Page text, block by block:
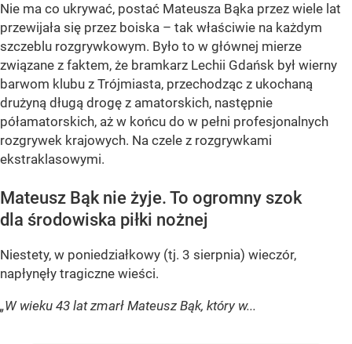
Nie ma co ukrywać, postać Mateusza Bąka przez wiele lat
przewijała się przez boiska – tak właściwie na każdym
szczeblu rozgrywkowym. Było to w głównej mierze
związane z faktem, że bramkarz Lechii Gdańsk był wierny
barwom klubu z Trójmiasta, przechodząc z ukochaną
drużyną długą drogę z amatorskich, następnie
półamatorskich, aż w końcu do w pełni profesjonalnych
rozgrywek krajowych. Na czele z rozgrywkami
ekstraklasowymi.
Mateusz Bąk nie żyje. To ogromny szok
dla środowiska piłki nożnej
Niestety, w poniedziałkowy (tj. 3 sierpnia) wieczór,
napłynęły tragiczne wieści.
„W wieku 43 lat zmarł Mateusz Bąk, który w...